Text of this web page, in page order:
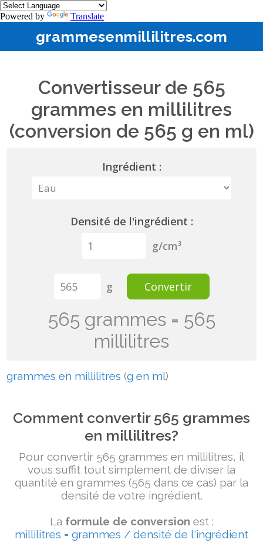
Powered by Translate
grammesenmillilitres.com
Convertisseur de 565
grammes en millilitres
(conversion de 565 g en ml)
Ingrédient :
Densité de l'ingrédient :
g/cm³
g Convertir
565 grammes = 565
millilitres
grammes en millilitres (g en ml)
Comment convertir 565 grammes
en millilitres?
Pour convertir 565 grammes en millilitres, il
vous suffit tout simplement de diviser la
quantité en grammes (565 dans ce cas) par la
densité de votre ingrédient.
La formule de conversion est :
millilitres = grammes / densité de l'ingrédient